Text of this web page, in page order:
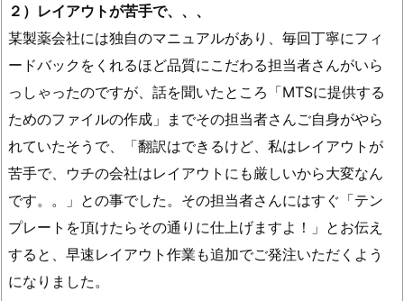
２）レイアウトが苦手で、、、
某製薬会社には独自のマニュアルがあり、毎回丁寧にフィ
ードバックをくれるほど品質にこだわる担当者さんがいら
っしゃったのですが、話を聞いたところ「MTSに提供する
ためのファイルの作成」までその担当者さんご自身がやら
れていたそうで、「翻訳はできるけど、私はレイアウトが
苦手で、ウチの会社はレイアウトにも厳しいから大変なん
です。。」との事でした。その担当者さんにはすぐ「テン
プレートを頂けたらその通りに仕上げますよ！」とお伝え
すると、早速レイアウト作業も追加でご発注いただくよう
になりました。